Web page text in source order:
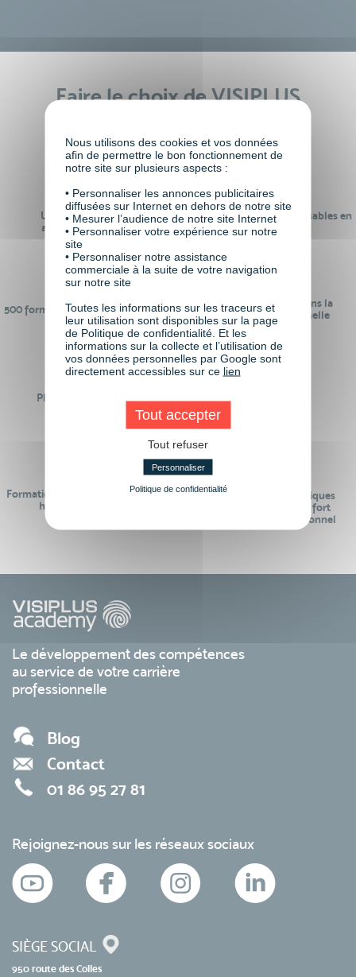
Faire le choix de VISIPLUS
Un réseau de 22 000
anciens participants
100% des formations réalisables en
digital learning
500 formations pour se préparer au
monde de demain
24 ans d'expérience dans la
formation professionnelle
Plus de 50 formations
Des intervenants
Formations réalisables pendant ou
hors temps de travail
Des contenus pédagogiques
« de pointe » et en lien fort
avec le monde professionnel
Le développement des compétences
au service de votre carrière
professionnelle
Blog
Contact
01 86 95 27 81
Rejoignez-nous sur les réseaux sociaux
SIÈGE SOCIAL
950 route des Colles
Nous utilisons des cookies et vos données
afin de permettre le bon fonctionnement de
notre site sur plusieurs aspects :
• Personnaliser les annonces publicitaires
diffusées sur Internet en dehors de notre site
• Mesurer l’audience de notre site Internet
• Personnaliser votre expérience sur notre
site
• Personnaliser notre assistance
commerciale à la suite de votre navigation
sur notre site
Toutes les informations sur les traceurs et
leur utilisation sont disponibles sur la page
de Politique de confidentialité. Et les
informations sur la collecte et l’utilisation de
vos données personnelles par Google sont
directement accessibles sur ce lien
Tout accepter
Tout refuser
Personnaliser
Politique de confidentialité